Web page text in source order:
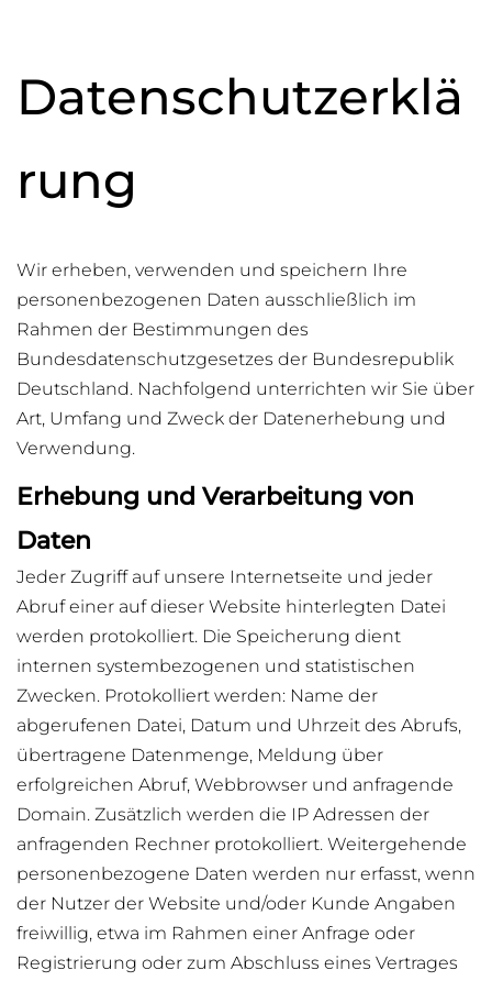
Datenschutzerklä
rung
Wir erheben, verwenden und speichern Ihre
personenbezogenen Daten ausschließlich im
Rahmen der Bestimmungen des
Bundesdatenschutzgesetzes der Bundesrepublik
Deutschland. Nachfolgend unterrichten wir Sie über
Art, Umfang und Zweck der Datenerhebung und
Verwendung.
Erhebung und Verarbeitung von
Daten
Jeder Zugriff auf unsere Internetseite und jeder
Abruf einer auf dieser Website hinterlegten Datei
werden protokolliert. Die Speicherung dient
internen systembezogenen und statistischen
Zwecken. Protokolliert werden: Name der
abgerufenen Datei, Datum und Uhrzeit des Abrufs,
übertragene Datenmenge, Meldung über
erfolgreichen Abruf, Webbrowser und anfragende
Domain. Zusätzlich werden die IP Adressen der
anfragenden Rechner protokolliert. Weitergehende
personenbezogene Daten werden nur erfasst, wenn
der Nutzer der Website und/oder Kunde Angaben
freiwillig, etwa im Rahmen einer Anfrage oder
Registrierung oder zum Abschluss eines Vertrages